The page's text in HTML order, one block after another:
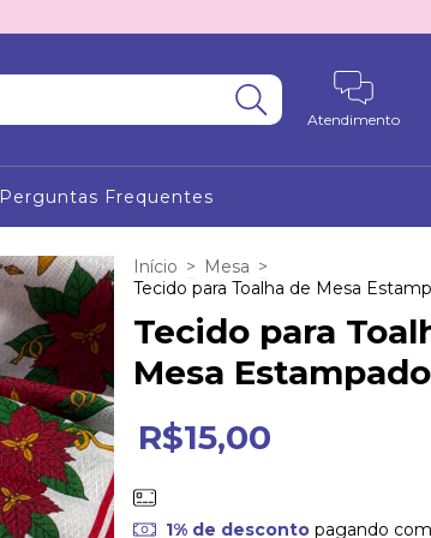
Atendimento
Perguntas Frequentes
Início > Mesa >
Tecido para Toalha de Mesa
Tecido para
Mesa
R$15,00
1% de descontopagando